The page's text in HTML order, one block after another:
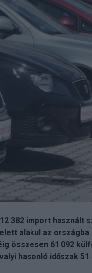
382 import
alakul az
összesen 61 092
hasonló időszak